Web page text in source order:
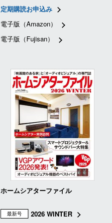
定期購読お申込み
電子版（Amazon）
電子版（Fujisan）
ホームシアターファイル
最新号 2026 WINTER